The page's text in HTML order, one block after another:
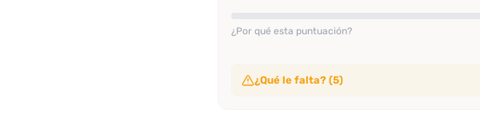
¿Por qué esta puntuación?
¿Qué le falta? (5)